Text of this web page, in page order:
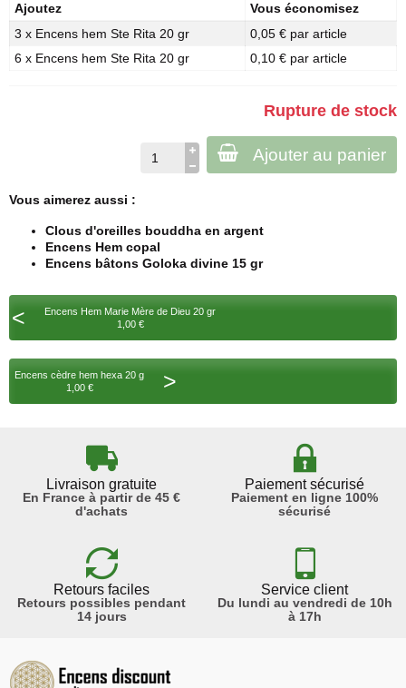
Ajoutez
Vous économisez
3 x Encens hem Ste Rita 20 gr
0,05 € par article
6 x Encens hem Ste Rita 20 gr
0,10 € par article
Rupture de stock
Ajouter au panier
Vous aimerez aussi :
Clous d'oreilles bouddha en argent
Encens Hem copal
Encens bâtons Goloka divine 15 gr
<
Encens Hem Marie Mère de Dieu 20 gr
1,00 €
Encens cèdre hem hexa 20 g
1,00 €
>
Livraison gratuite
En France à partir de 45 €
d'achats
Paiement sécurisé
Paiement en ligne 100%
sécurisé
Retours faciles
Retours possibles pendant
14 jours
Service client
Du lundi au vendredi de 10h
à 17h